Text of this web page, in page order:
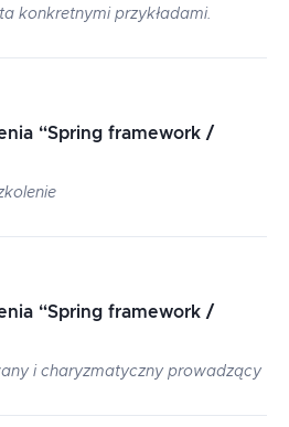
konkretnymi przykładami.
“Spring framework /
“Spring framework /
i charyzmatyczny prowadzący